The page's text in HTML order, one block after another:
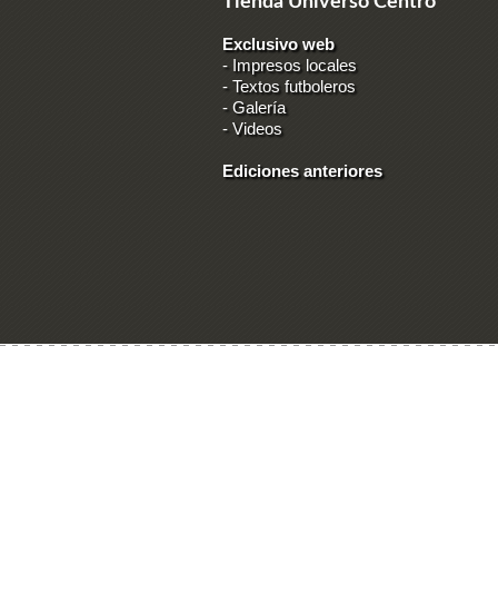
Exclusivo web
- Impresos locales
- Textos futboleros
-Galería
-Videos
Ediciones anteriores